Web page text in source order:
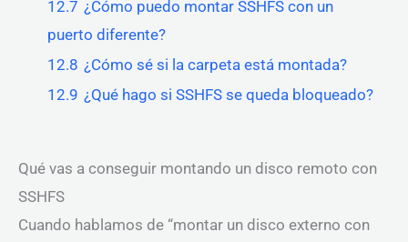
12.7 ¿Cómo puedo montar SSHFS con un
puerto diferente?
12.8 ¿Cómo sé si la carpeta está montada?
12.9 ¿Qué hago si SSHFS se queda bloqueado?
Qué vas a conseguir montando un disco remoto con
SSHFS
Cuando hablamos de “montar un disco externo con